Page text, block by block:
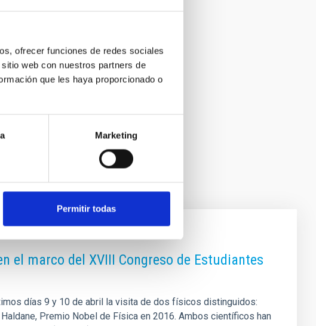
ofrecer funciones de redes sociales
web con nuestros partners de
que les haya proporcionado o
Marketing
Permitir todas
el marco del XVIII Congreso de Estudiantes
días 9 y 10 de abril la visita de dos físicos distinguidos:
Premio Nobel de Física en 2016. Ambos científicos han